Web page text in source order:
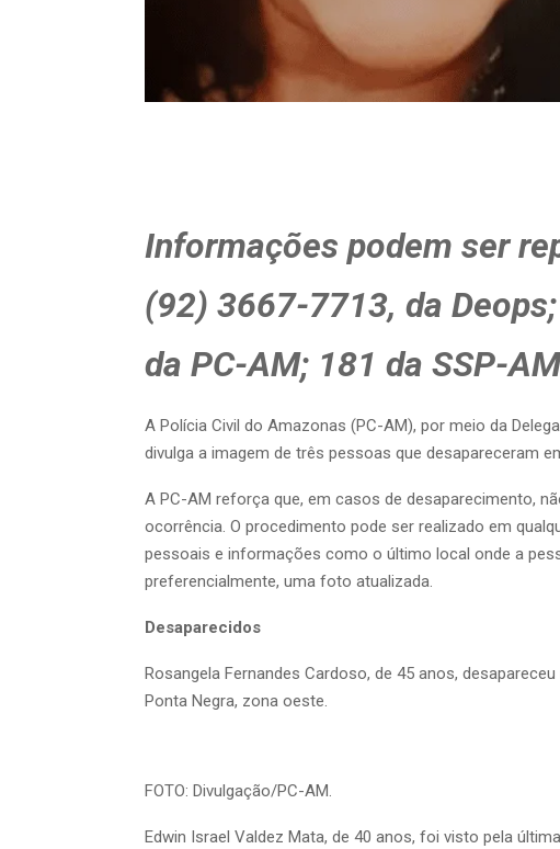
Informações podem ser
(92) 3667-7713, da
da PC-AM; 181 da SSP-AM
A Polícia Civil do Amazonas (PC-AM), por meio da
divulga a imagem de três pessoas que desapareceram
A PC-AM reforça que, em casos de desaparecimento,
ocorrência. O procedimento pode ser realizado em
pessoais e informações como o último local onde a
preferencialmente, uma foto atualizada.
Desaparecidos
Rosangela Fernandes Cardoso, de 45 anos,
Ponta Negra, zona oeste.
FOTO: Divulgação/PC-AM.
Edwin Israel Valdez Mata, de 40 anos, foi visto pela